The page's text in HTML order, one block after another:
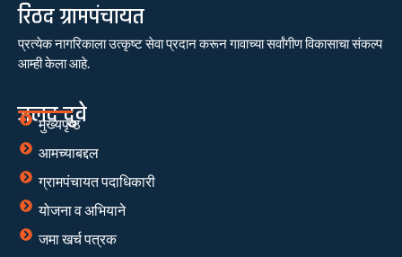
रिठद ग्रामपंचायत
प्रत्येक नागरिकाला उत्कृष्ट सेवा प्रदान करून गावाच्या सर्वांगीण विकासाचा संकल्प
आम्ही केला आहे.
जलद दुवे
मुख्यपृष्ठ
आमच्याबद्दल
ग्रामपंचायत पदाधिकारी
योजना व अभियाने
जमा खर्च पत्रक